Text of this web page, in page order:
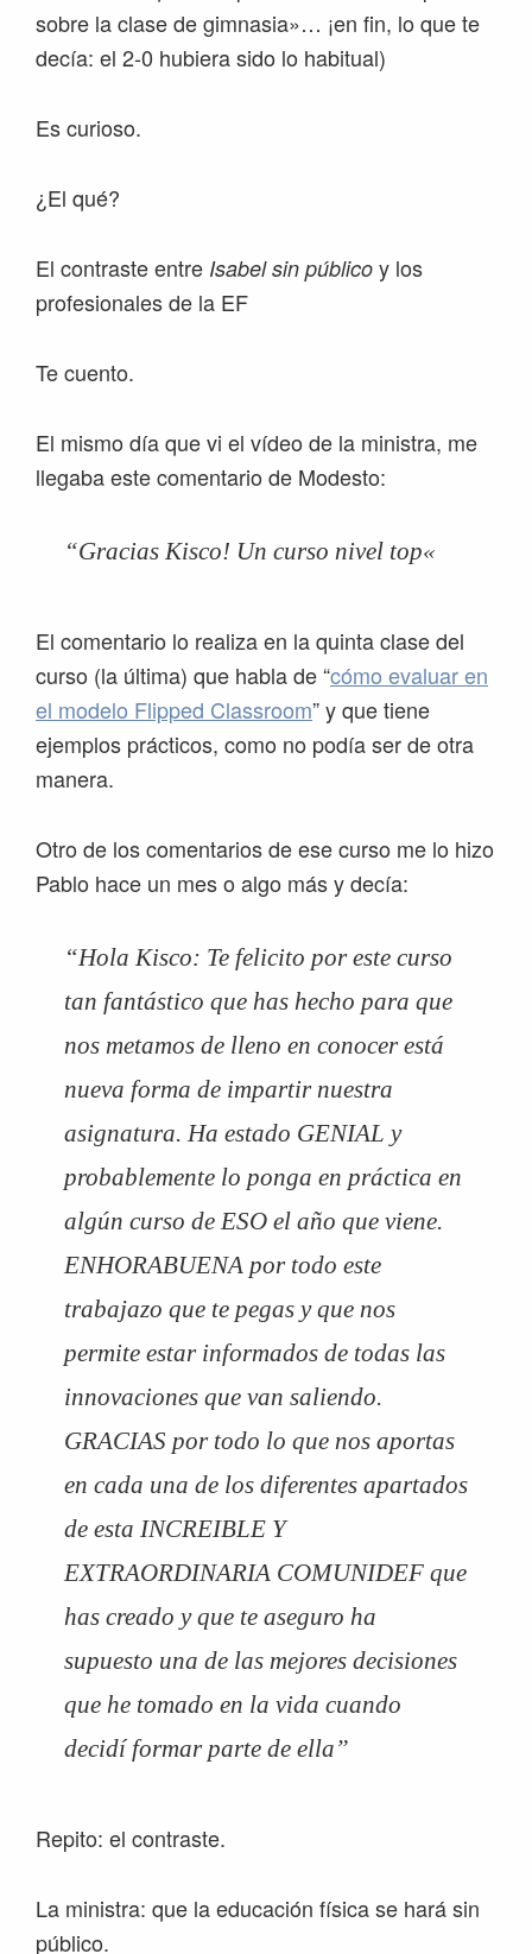
sobre la clase de gimnasia»… ¡en fin, lo que te
decía: el 2-0 hubiera sido lo habitual)
Es curioso.
¿El qué?
El contraste entre Isabel sin público y los
profesionales de la EF
Te cuento.
El mismo día que vi el vídeo de la ministra, me
llegaba este comentario de Modesto:
“Gracias Kisco! Un curso nivel top«
El comentario lo realiza en la quinta clase del
curso (la última) que habla de “cómo evaluar en
el modelo Flipped Classroom” y que tiene
ejemplos prácticos, como no podía ser de otra
manera.
Otro de los comentarios de ese curso me lo hizo
Pablo hace un mes o algo más y decía:
“Hola Kisco: Te felicito por este curso
tan fantástico que has hecho para que
nos metamos de lleno en conocer está
nueva forma de impartir nuestra
asignatura. Ha estado GENIAL y
probablemente lo ponga en práctica en
algún curso de ESO el año que viene.
ENHORABUENA por todo este
trabajazo que te pegas y que nos
permite estar informados de todas las
innovaciones que van saliendo.
GRACIAS por todo lo que nos aportas
en cada una de los diferentes apartados
de esta INCREIBLE Y
EXTRAORDINARIA COMUNIDEF que
has creado y que te aseguro ha
supuesto una de las mejores decisiones
que he tomado en la vida cuando
decidí formar parte de ella”
Repito: el contraste.
La ministra: que la educación física se hará sin
público.